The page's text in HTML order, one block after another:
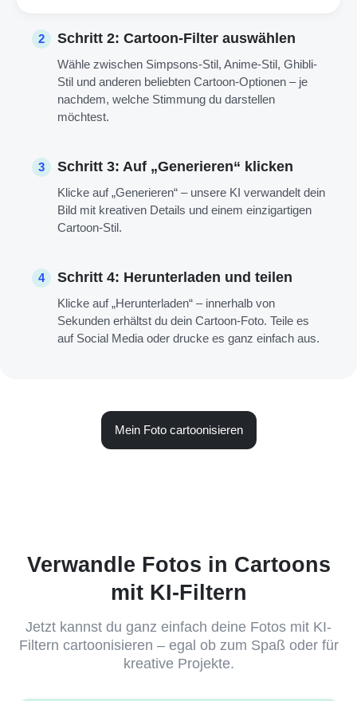
2 Schritt 2: Cartoon-Filter auswählen
Wähle zwischen Simpsons-Stil, Anime-Stil, Ghibli-
Stil und anderen beliebten Cartoon-Optionen – je
nachdem, welche Stimmung du darstellen
möchtest.
3 Schritt 3: Auf „Generieren“ klicken
Klicke auf „Generieren“ – unsere KI verwandelt dein
Bild mit kreativen Details und einem einzigartigen
Cartoon-Stil.
4 Schritt 4: Herunterladen und teilen
Klicke auf „Herunterladen“ – innerhalb von
Sekunden erhältst du dein Cartoon-Foto. Teile es
auf Social Media oder drucke es ganz einfach aus.
Mein Foto cartoonisieren
Verwandle Fotos in Cartoons
mit KI-Filtern
Jetzt kannst du ganz einfach deine Fotos mit KI-
Filtern cartoonisieren – egal ob zum Spaß oder für
kreative Projekte.